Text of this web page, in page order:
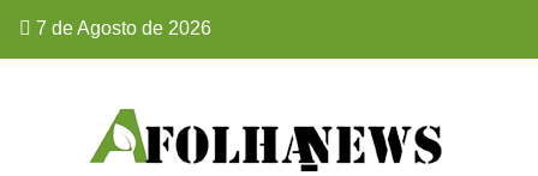
7 de Agosto de 2026